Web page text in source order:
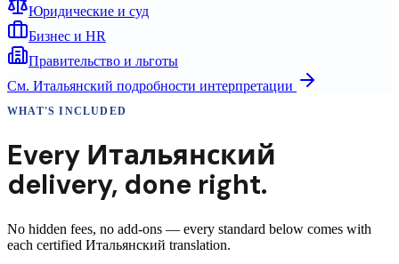
Юридические и суд
Бизнес и HR
Правительство и льготы
См. Итальянский подробности интерпретации
WHAT'S INCLUDED
Every Итальянский
delivery, done right.
No hidden fees, no add-ons — every standard below comes with
each certified Итальянский translation.